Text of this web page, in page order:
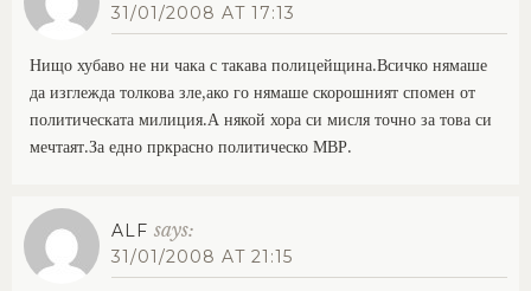
31/01/2008 AT 17:13
Нищо хубаво не ни чака с такава полицейщина.Всичко нямаше
да изглежда толкова зле,ако го нямаше скорошният спомен от
политическата милиция.А някой хора си мисля точно за това си
мечтаят.За едно пркрасно политическо МВР.
ALF says:
31/01/2008 AT 21:15